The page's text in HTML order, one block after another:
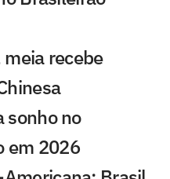
meia recebe
sonho no
em 2026